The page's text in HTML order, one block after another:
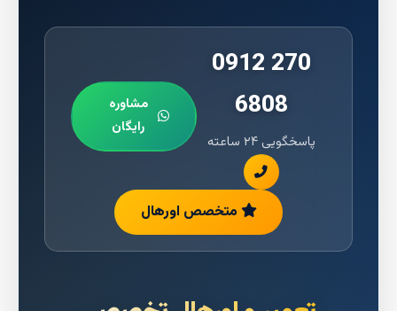
0912 270
6808
پاسخگویی ۲۴ ساعته
مشاوره
رایگان
متخصص اورهال